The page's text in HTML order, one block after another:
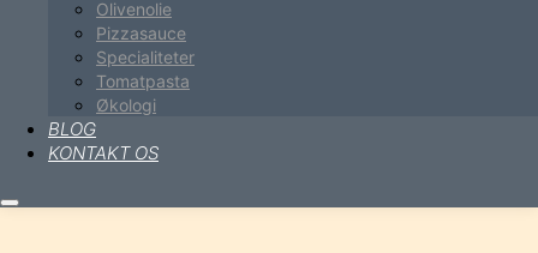
Olivenolie
Pizzasauce
Specialiteter
Tomatpasta
Økologi
BLOG
KONTAKT OS
Hovedmenu